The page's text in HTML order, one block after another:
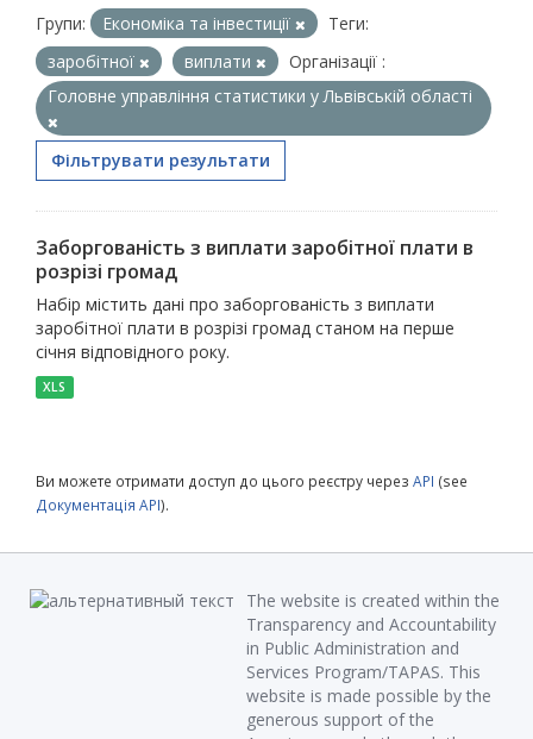
Групи: Економіка та інвестиції
Теги:
заробітної
виплати
Організації :
Головне управління статистики у Львівській області
Фільтрувати результати
Заборгованість з виплати заробітної плати в
розрізі громад
Набір містить дані про заборгованість з виплати
заробітної плати в розрізі громад станом на перше
січня відповідного року.
XLS
Ви можете отримати доступ до цього реєстру через API (see
Документація API).
The website is created within the
Transparency and Accountability
in Public Administration and
Services Program/TAPAS. This
website is made possible by the
generous support of the